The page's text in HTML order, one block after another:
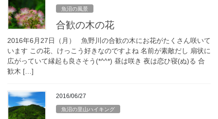
魚沼の風景
合歓の木の花
2016年6月27日（月） 魚野川の合歓の木にお花がたくさん咲いて
います この花、けっこう好きなのですよね 名前が素敵だし 扇状に
広がっていて縁起も良さそう(*^^*) 昼は咲き 夜は恋ひ寝(ぬ)る 合
歓木 […]
2016/06/27
魚沼の里山ハイキング